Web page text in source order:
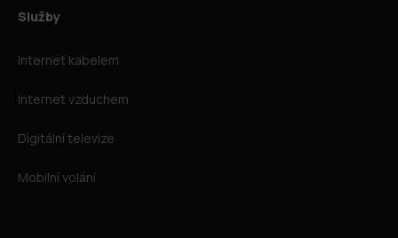
Služby
Internet kabelem
Internet vzduchem
Digitální televize
Mobilní volání